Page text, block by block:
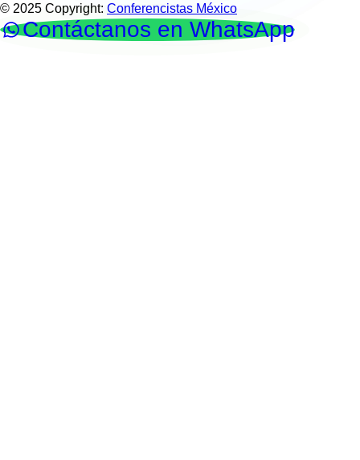
© 2025 Copyright: Conferencistas México
Contáctanos en WhatsApp